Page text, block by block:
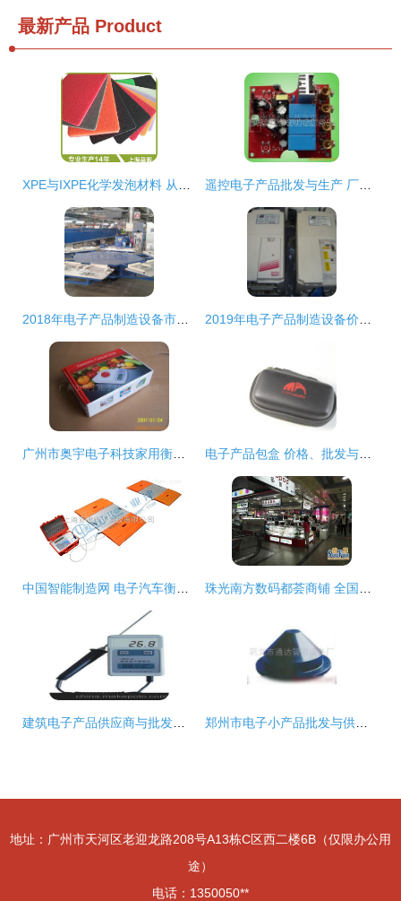
最新产品 Product
地址：广州市天河区老迎龙路208号A13栋C区西二楼6B（仅限办公用
途）
电话：1350050**